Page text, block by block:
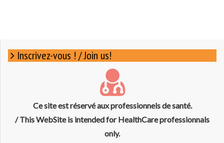
Inscrivez-vous ! / Join us!
Ce site est réservé aux professionnels de santé.
/ This WebSite is intended for HealthCare professionnals
only.